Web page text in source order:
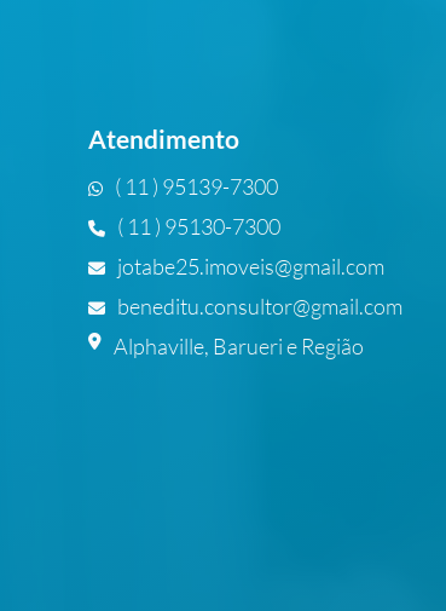
Atendimento
( 11 ) 95139-7300
( 11 ) 95130-7300
jotabe25.imoveis@gmail.com
beneditu.consultor@gmail.com
Alphaville, Barueri e Região